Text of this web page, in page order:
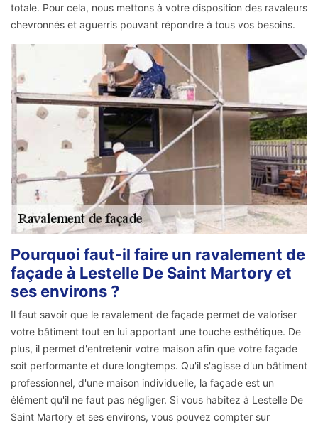
totale. Pour cela, nous mettons à votre disposition des ravaleurs
chevronnés et aguerris pouvant répondre à tous vos besoins.
Pourquoi faut-il faire un ravalement de
façade à Lestelle De Saint Martory et
ses environs ?
Il faut savoir que le ravalement de façade permet de valoriser
votre bâtiment tout en lui apportant une touche esthétique. De
plus, il permet d'entretenir votre maison afin que votre façade
soit performante et dure longtemps. Qu'il s'agisse d'un bâtiment
professionnel, d'une maison individuelle, la façade est un
élément qu'il ne faut pas négliger. Si vous habitez à Lestelle De
Saint Martory et ses environs, vous pouvez compter sur